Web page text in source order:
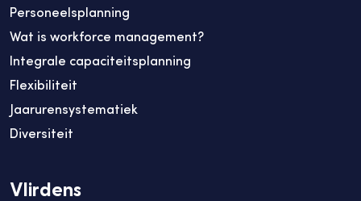
Personeelsplanning
Wat is workforce management?
Integrale capaciteitsplanning
Flexibiliteit
Jaarurensystematiek
Diversiteit
Vlirdens